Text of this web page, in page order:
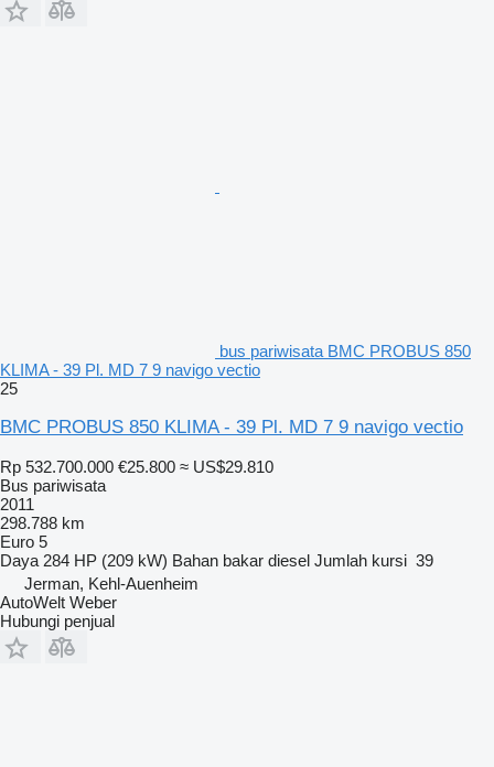
bus pariwisata BMC PROBUS 850
KLIMA - 39 Pl. MD 7 9 navigo vectio
25
BMC PROBUS 850 KLIMA - 39 Pl. MD 7 9 navigo vectio
Rp 532.700.000 €25.800 ≈ US$29.810
Bus pariwisata
2011
298.788 km
Euro 5
Daya 284 HP (209 kW) Bahan bakar diesel Jumlah kursi 39
Jerman, Kehl-Auenheim
AutoWelt Weber
Hubungi penjual